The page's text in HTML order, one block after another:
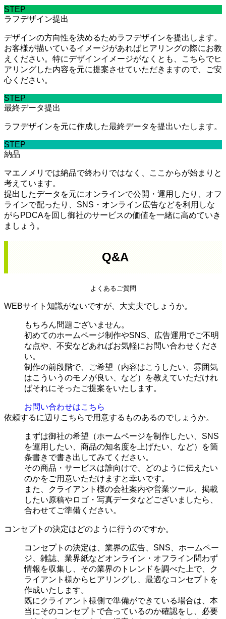
STEP
ラフデザイン提出
デザインの方向性を決めるためラフデザインを提出します。
お客様が描いているイメージがあればヒアリングの際にお教
えください。特にデザインイメージがなくとも、こちらでヒ
アリングした内容を元に提案させていただきますので、ご安
心ください。
STEP
最終データ提出
ラフデザインを元に作成した最終データを提出いたします。
STEP
納品
マエノメリでは納品で終わりではなく、ここからが始まりと
考えています。
提出したデータを元にオンラインで公開・運用したり、オフ
ラインで配ったり、SNS・オンライン広告などを利用しな
がらPDCAを回し御社のサービスの価値を一緒に高めていき
ましょう。
Q&A
よくあるご質問
WEBサイト知識がないですが、大丈夫でしょうか。
もちろん問題ございません。
初めてのホームページ制作やSNS、広告運用でご不明
な点や、不安などあればお気軽にお問い合わせくださ
い。
制作の前段階で、ご希望（内容はこうしたい、雰囲気
はこういうのモノが良い、など）を教えていただけれ
ばそれにそったご提案をいたします。
お問い合わせはこちら
依頼するに辺りこちらで用意するものあるのでしょうか。
まずは御社の希望（ホームページを制作したい、SNS
を運用したい、商品の知名度を上げたい、など）を箇
条書きで書き出してみてください。
その商品・サービスは誰向けで、どのように伝えたい
のかをご用意いただけますと幸いです。
また、クライアント様の会社案内や営業ツール、掲載
したい原稿やロゴ・写真データなどございましたら、
合わせてご準備ください。
コンセプトの決定はどのように行うのですか。
コンセプトの決定は、業界の広告、SNS、ホームペー
ジ、雑誌、業界紙などオンライン・オフライン問わず
情報を収集し、その業界のトレンドを調べた上で、ク
ライアント様からヒアリングし、最適なコンセプトを
作成いたします。
既にクライアント様側で準備ができている場合は、本
当にそのコンセプトで合っているのか確認をし、必要